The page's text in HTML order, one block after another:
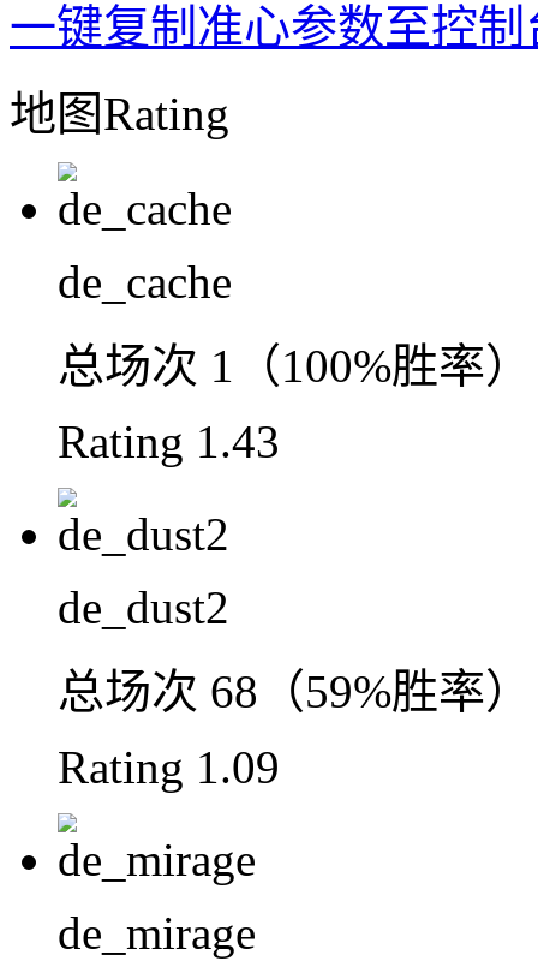
一键复制准心参数至控制
地图Rating
de_cache
总场次 1（100%胜率）
Rating 1.43
de_dust2
总场次 68（59%胜率）
Rating 1.09
de_mirage